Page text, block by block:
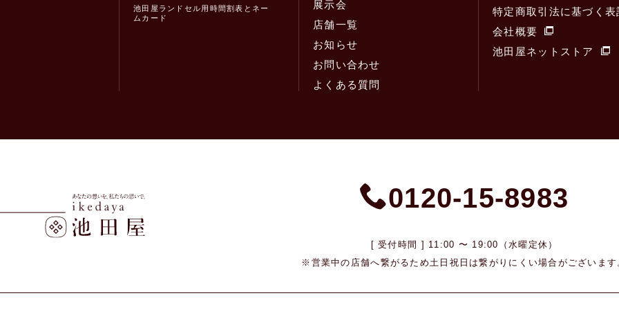
池田屋ランドセル用時間割表とネー
ムカード
展示会
店舗一覧
お知らせ
お問い合わせ
よくある質問
特定商取引法に基づく表
会社概要
池田屋ネットストア
0120-15-8983
[ 受付時間 ] 11:00 〜 19:00（水曜定休）
※営業中の店舗へ繋がるため 土日祝日は繋がりにくい場合がございます